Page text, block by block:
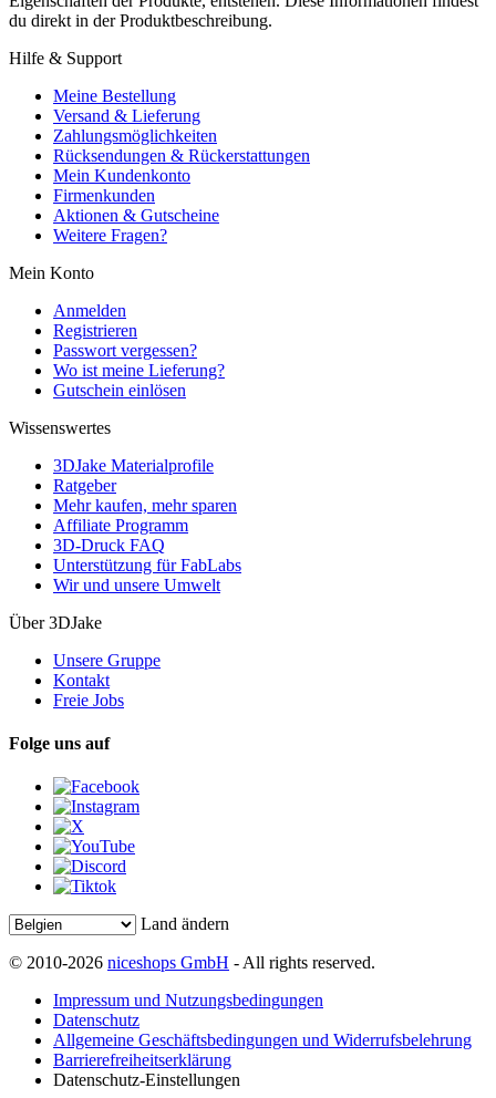
du direkt in der Produktbeschreibung.
Hilfe & Support
Meine Bestellung
Versand & Lieferung
Zahlungsmöglichkeiten
Rücksendungen & Rückerstattungen
Mein Kundenkonto
Firmenkunden
Aktionen & Gutscheine
Weitere Fragen?
Mein Konto
Anmelden
Registrieren
Passwort vergessen?
Wo ist meine Lieferung?
Gutschein einlösen
Wissenswertes
3DJake Materialprofile
Ratgeber
Mehr kaufen, mehr sparen
Affiliate Programm
3D-Druck FAQ
Unterstützung für FabLabs
Wir und unsere Umwelt
Über 3DJake
Unsere Gruppe
Kontakt
Freie Jobs
Folge uns auf
Land ändern
© 2010-2026 niceshops GmbH - All rights reserved.
Impressum und Nutzungsbedingungen
Datenschutz
Allgemeine Geschäftsbedingungen und Widerrufsbelehrung
Barrierefreiheitserklärung
Datenschutz-Einstellungen